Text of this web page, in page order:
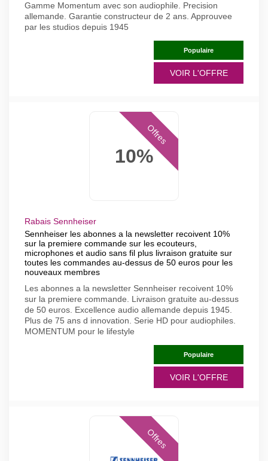
Gamme Momentum avec son audiophile. Precision
allemande. Garantie constructeur de 2 ans. Approuvee
par les studios depuis 1945
Populaire
VOIR L'OFFRE
10%
Offres
Rabais Sennheiser
Sennheiser les abonnes a la newsletter recoivent 10%
sur la premiere commande sur les ecouteurs,
microphones et audio sans fil plus livraison gratuite sur
toutes les commandes au-dessus de 50 euros pour les
nouveaux membres
Les abonnes a la newsletter Sennheiser recoivent 10%
sur la premiere commande. Livraison gratuite au-dessus
de 50 euros. Excellence audio allemande depuis 1945.
Plus de 75 ans d innovation. Serie HD pour audiophiles.
MOMENTUM pour le lifestyle
Populaire
VOIR L'OFFRE
Offres